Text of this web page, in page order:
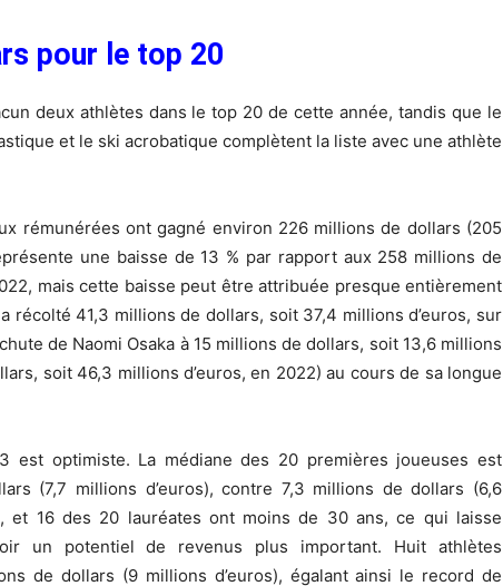
pour le top 20
deux athlètes dans le top 20 de cette année, tandis que le
et le ski acrobatique complètent la liste avec une athlète
rémunérées ont gagné environ 226 millions de dollars (205
une baisse de 13 % par rapport aux 258 millions de
mais cette baisse peut être attribuée presque entièrement
récolté 41,3 millions de dollars, soit 37,4 millions d’euros, sur
de Naomi Osaka à 15 millions de dollars, soit 13,6 millions
soit 46,3 millions d’euros, en 2022) au cours de sa longue
est optimiste. La médiane des 20 premières joueuses est
(7,7 millions d’euros), contre 7,3 millions de dollars (6,6
et 16 des 20 lauréates ont moins de 30 ans, ce qui laisse
un potentiel de revenus plus important. Huit athlètes
de dollars (9 millions d’euros), égalant ainsi le record de